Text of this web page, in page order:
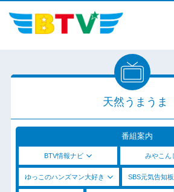
天然うまうま
番組案内
BTV情報ナビ みやこん
ゆっこのハンズマン大好き SBS元気告知板